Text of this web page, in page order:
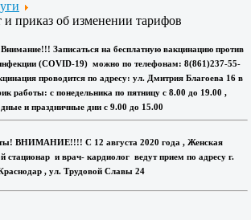
и приказ об изменении тарифов
Записаться на бесплатную вакцинацию против
(COVID-19) можно по телефонам: 8(861)237-55-
проводится по адресу: ул. Дмитрия Благоева 16 в
работы: с понедельника по пятницу с 8.00 до 19.00 ,
и праздничные дни с 9.00 до 15.00
ВНИМАНИЕ!!!! С 12 августа 2020 года , Женская
стационар и врач- кардиолог ведут прием по адресу г.
, ул. Трудовой Славы 24